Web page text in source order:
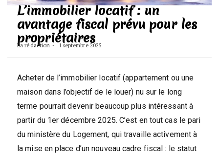
L’immobilier locatif : un
avantage fiscal prévu pour les
propriétaires
La rédaction 1 septembre 2025
Acheter de l’immobilier locatif (appartement ou une
maison dans l’objectif de le louer) nu sur le long
terme pourrait devenir beaucoup plus intéressant à
partir du 1er décembre 2025. C’est en tout cas le pari
du ministère du Logement, qui travaille activement à
la mise en place d’un nouveau cadre fiscal : le statut